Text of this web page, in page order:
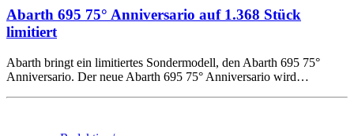
Abarth 695 75° Anniversario auf 1.368 Stück
limitiert
Abarth bringt ein limitiertes Sondermodell, den Abarth 695 75°
Anniversario. Der neue Abarth 695 75° Anniversario wird…